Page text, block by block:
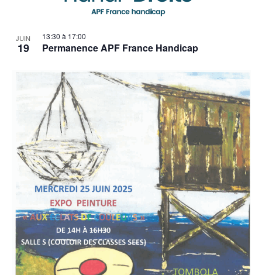
JUIN
19 Permanence APF France Handicap
13:30 à 17:00